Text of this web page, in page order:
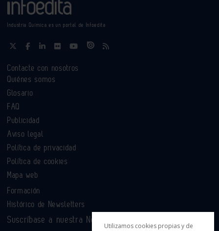
Industria Química es un portal de Infoedita
Contacte con nosotros
Quiénes somos
Glosario
FAQ
Publicidad
Aviso legal
Política de privacidad
Política de cookies
Mapa web
Formación
Histórico de Newsletters
Suscríbase a nuestra Newsletter
Utilizamos cookies propias y de